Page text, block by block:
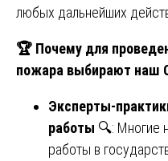
любых дальнейших
🏆 Почему для
пожара выбирают наш
Эксперты-
работы 🔍: Многие
работы в